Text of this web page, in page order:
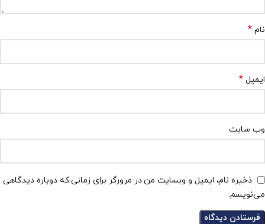
نام*
ایمیل*
وب‌ سایت
ذخیره نام، ایمیل و وبسایت من در مرورگر برای زمانی که دوباره دیدگاهی
می‌نویسم.